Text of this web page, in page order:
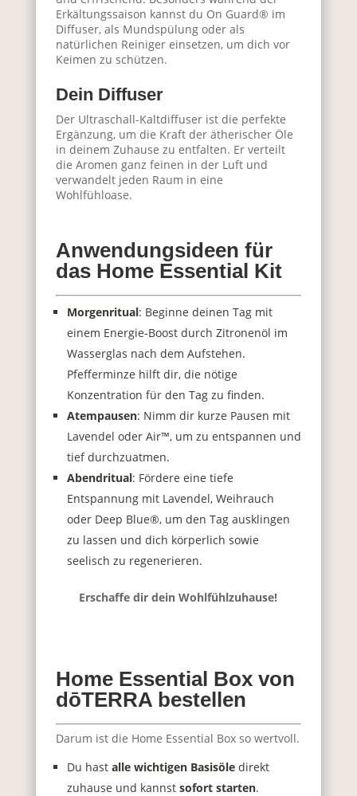
Erkältungssaison kannst du On Guard® im
Diffuser, als Mundspülung oder als
natürlichen Reiniger einsetzen, um dich vor
Keimen zu schützen.
Dein Diffuser
Der Ultraschall-Kaltdiffuserist die perfekte
Ergänzung, um die Kraft der ätherischer Öle
in deinem Zuhause zu entfalten. Er verteilt
die Aromen ganz feinen in der Luft und
verwandelt jeden Raum in eine
Wohlfühloase.
Anwendungsideen für
das Home Essential Kit
Morgenritual: Beginne deinen Tag mit
einem Energie-Boost durch Zitronenöl im
Wasserglas nach dem Aufstehen.
Pfefferminze hilft dir, die nötige
Konzentration für den Tag zu finden.
Atempausen: Nimm dir kurze Pausen mit
Lavendel oder Air™, um zu entspannen und
tief durchzuatmen.
Abendritual: Fördere eine tiefe
Entspannung mit Lavendel, Weihrauch
oder Deep Blue®, um den Tag ausklingen
zu lassen und dich körperlich sowie
seelisch zu regenerieren.
Erschaffe dir dein Wohlfühlzuhause!
Home Essential Box von
dōTERRAbestellen
Darum ist die Home Essential Box so wertvoll.
Du hast alle wichtigen Basisöledirekt
zuhause und kannst sofort starten.